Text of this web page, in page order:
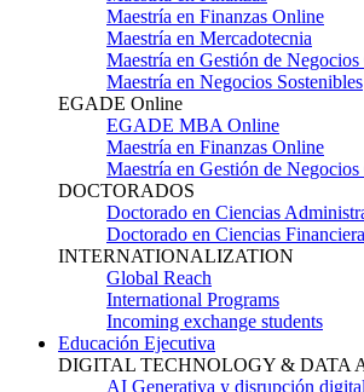
Maestría en Finanzas Online
Maestría en Mercadotecnia
Maestría en Gestión de
Maestría en Negocios Sostenibles
EGADE Online
EGADE MBA Online
Maestría en Finanzas Online
Maestría en Gestión de
DOCTORADOS
Doctorado en Ciencias
Doctorado en Ciencias
INTERNATIONALIZATION
Global Reach
International Programs
Incoming exchange students
Educación Ejecutiva
DIGITAL TECHNOLOGY & DATA
AI Generativa y disrupción